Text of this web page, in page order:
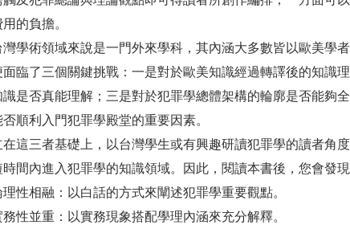
的負擔。
學術領域來說是一門外來學科，其內涵大多數皆以歐美學
臨了三個關鍵挑戰：一是對於歐美知識經過轉譯後的知識
是否真能理解；三是對於犯罪學總體架構的輪廓是否能夠
順利入門犯罪學殿堂的重要因素。
這三者基礎上，以台灣學生或有興趣研讀犯罪學的讀者角
間內進入犯罪學的知識領域。因此，閱讀本書後，您會發現
性相融：以白話的方式來闡述犯罪學重要觀點。
性並重：以實務現象搭配學理內涵來充分解釋。